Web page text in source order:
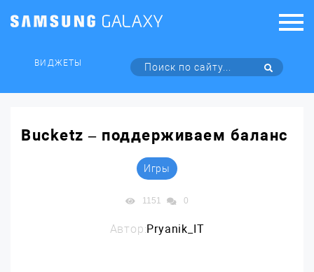
ВИДЖЕТЫ
Bucketz – поддерживаем баланс
Игры
1151 0
Автор:Pryanik_IT